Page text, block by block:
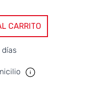
CARRITO